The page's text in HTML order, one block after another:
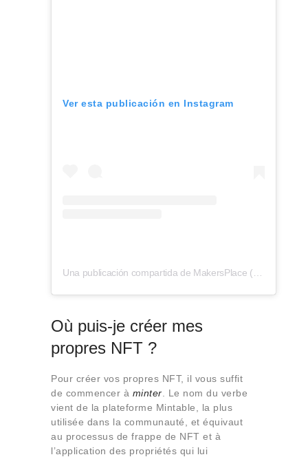
Ver esta publicación en Instagram
Où puis-je créer mes
propres NFT ?
Pour créer vos propres NFT, il vous suffit
de commencer à minter . Le nom du verbe
vient de la plateforme Mintable, la plus
utilisée dans la communauté, et équivaut
au processus de frappe de NFT et à
l’application des propriétés qui lui